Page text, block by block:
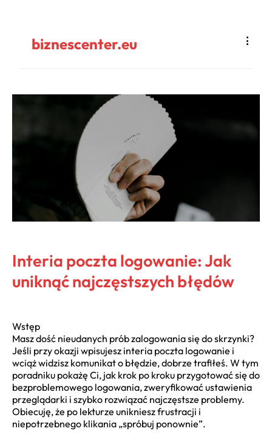
biznescenter.eu
Interia poczta logowanie: Jak
uniknąć najczęstszych błędów
Wstęp
Masz dość nieudanych prób zalogowania się do skrzynki?
Jeśli przy okazji wpisujesz interia poczta logowanie i
wciąż widzisz komunikat o błędzie, dobrze trafiłeś. W tym
poradniku pokażę Ci, jak krok po kroku przygotować się do
bezproblemowego logowania, zweryfikować ustawienia
przeglądarki i szybko rozwiązać najczęstsze problemy.
Obiecuję, że po lekturze unikniesz frustracji i
niepotrzebnego klikania „spróbuj ponownie”.